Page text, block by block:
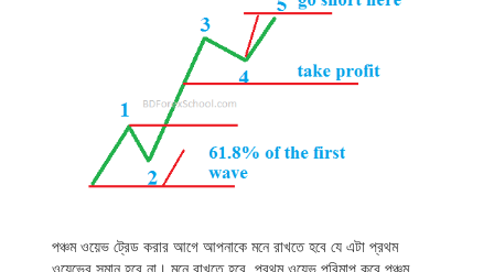
পঞ্চম ওয়েভ ট্রেড করার আগে আপনাকে মনে রাখতে হবে যে এটা প্রথম
ওয়েভের সমান হবে না। মনে রাখতে হবে, প্রথম ওয়েভ পরিমাপ করে পঞ্চম